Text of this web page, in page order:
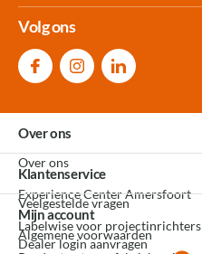
Volg ons
Over ons
Over ons
Experience Center Amersfoort
Labelwise voor projectinrichters
Klantenservice
Veelgestelde vragen
Algemene voorwaarden
Mijn account
Dealer login aanvragen